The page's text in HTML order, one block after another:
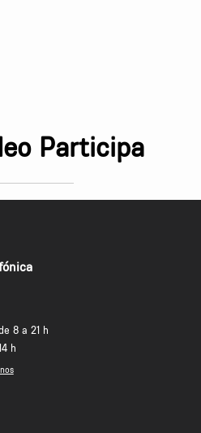
Participa
8 a 21 h
h